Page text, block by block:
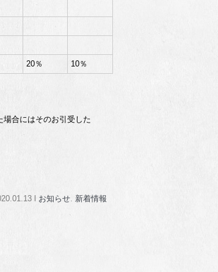
20％ 10％
合にはそのお引受した
l お知らせ. 新着情報